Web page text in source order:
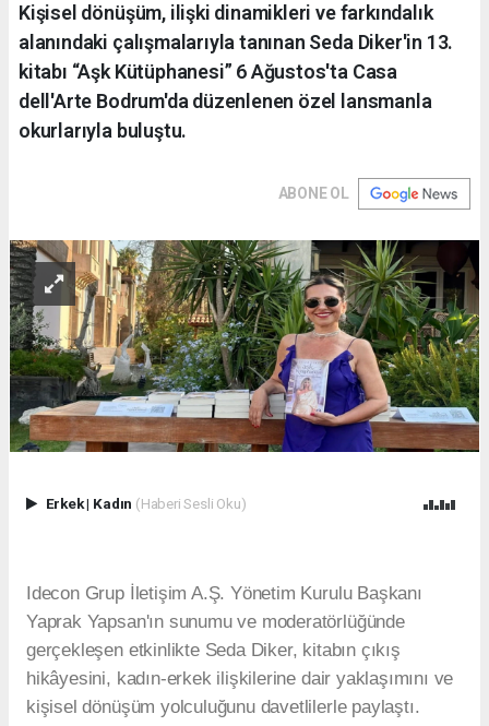
Kişisel dönüşüm, ilişki dinamikleri ve farkındalık
alanındaki çalışmalarıyla tanınan Seda Diker'in 13.
kitabı “Aşk Kütüphanesi” 6 Ağustos'ta Casa
dell'Arte Bodrum'da düzenlenen özel lansmanla
okurlarıyla buluştu.
ABONE OL
Erkek| Kadın (Haberi Sesli Oku)
Idecon Grup İletişim A.Ş. Yönetim Kurulu Başkanı
Yaprak Yapsan'ın sunumu ve moderatörlüğünde
gerçekleşen etkinlikte Seda Diker, kitabın çıkış
hikâyesini, kadın-erkek ilişkilerine dair yaklaşımını ve
kişisel dönüşüm yolculuğunu davetlilerle paylaştı.